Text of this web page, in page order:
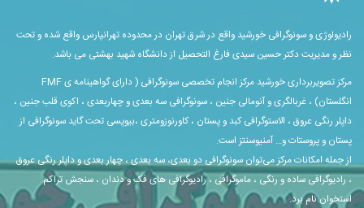
رادیولوژی و سونوگرافی خورشید واقع در شرق تهران در محدوده تهرانپارس واقع شده و تحت
نظر و مدیریت دکتر حسین سیدی فارغ التحصیل از دانشگاه شهید بهشتی می باشد.
مرکز تصویربرداری خورشید مرکز انجام تخصصی سونوگرافی ( دارای گواهینامه ی FMF
انگلستان) ، غربالگری و آنومالی جنین ، سونوگرافی سه بعدی و چهاربعدی ، اکوی قلب جنین ،
داپلر رنگی عروق ، الاستوگرافی کبد و پستان ، کاورنوزومتری ،بیوپسی تحت گاید سونوگرافی از
پستان و پروستات و… آمنیوسنتز است.
از جمله امکانات مرکز می‌توان سونوگرافی دو بعدی، سه بعدی ، چهار بعدی و داپلر رنگی عروق
، رادیوگرافی ساده و رنگی ، ماموگرافی ، رادیوگرافی های فک و دندان ، سنجش تراکم
استخوان نام برد.